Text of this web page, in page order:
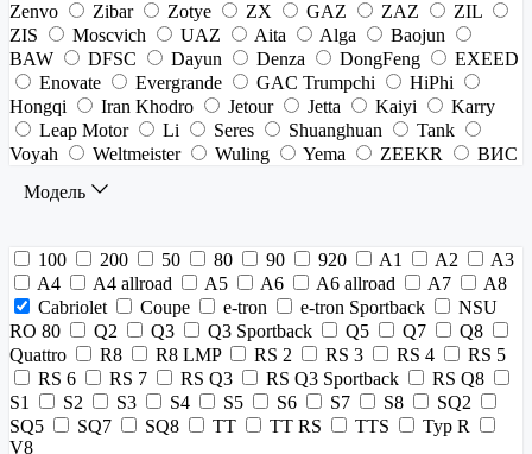
Zenvo
Zibar Zotye ZX GAZ ZAZ
ZIL
ZIS
Moscvich UAZ Aita Alga
Baojun
BAW
DFSC Dayun Denza DongFeng
EXEED
Enovate
Evergrande GAC Trumpchi
HiPhi
Hongqi
Iran Khodro Jetour Jetta Kaiyi
Karry
Leap Motor
Li Seres Shuanghuan
Tank
Voyah
Weltmeister Wuling Yema ZEEKR
ВИС
Модель
100 200 50 80 90 920 A1 A2
A3
A4
A4 allroad A5 A6 A6 allroad A7
A8
Cabriolet
Coupe e-tron e-tron Sportback
NSU
RO 80
Q2 Q3 Q3 Sportback Q5 Q7
Q8
Quattro
R8 R8 LMP RS 2 RS 3 RS 4
RS 5
RS 6
RS 7 RS Q3 RS Q3 Sportback
RS Q8
S1
S2 S3 S4 S5 S6 S7 S8
SQ2
SQ5
SQ7 SQ8 TT TT RS TTS
Typ R
V8